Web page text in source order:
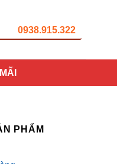
0938.915.322
PHẨM